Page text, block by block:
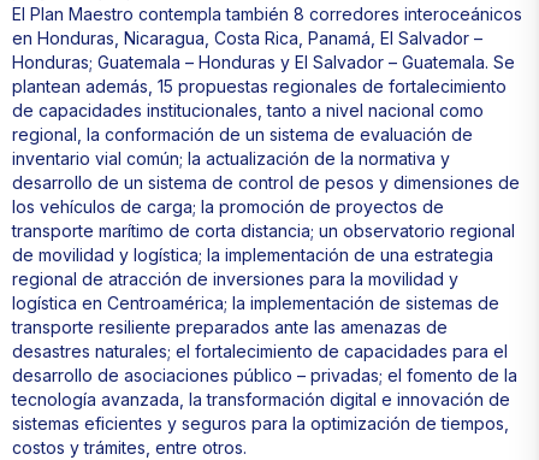
El Plan Maestro contempla también 8 corredores interoceánicos
en Honduras, Nicaragua, Costa Rica, Panamá, El Salvador –
Honduras; Guatemala – Honduras y El Salvador – Guatemala. Se
plantean además, 15 propuestas regionales de fortalecimiento
de capacidades institucionales, tanto a nivel nacional como
regional, la conformación de un sistema de evaluación de
inventario vial común; la actualización de la normativa y
desarrollo de un sistema de control de pesos y dimensiones de
los vehículos de carga; la promoción de proyectos de
transporte marítimo de corta distancia; un observatorio regional
de movilidad y logística; la implementación de una estrategia
regional de atracción de inversiones para la movilidad y
logística en Centroamérica; la implementación de sistemas de
transporte resiliente preparados ante las amenazas de
desastres naturales; el fortalecimiento de capacidades para el
desarrollo de asociaciones público – privadas; el fomento de la
tecnología avanzada, la transformación digital e innovación de
sistemas eficientes y seguros para la optimización de tiempos,
costos y trámites, entre otros.